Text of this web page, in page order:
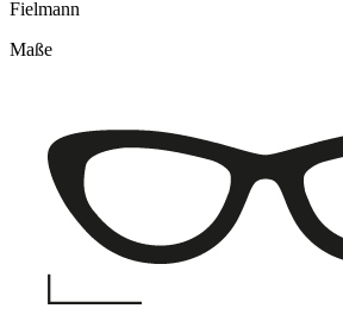
Fielmann
Maße